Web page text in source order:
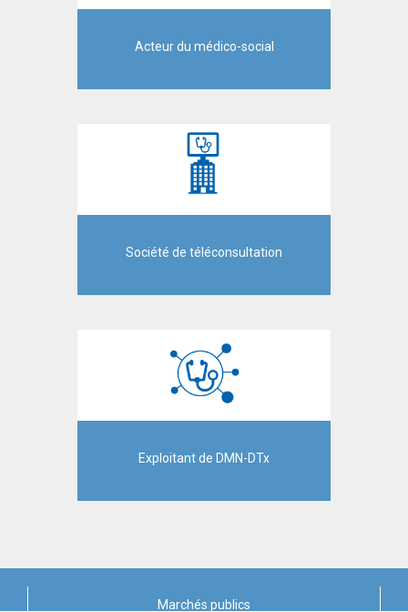
Acteur du médico-social
Société de téléconsultation
Exploitant de DMN-DTx
Marchés publics